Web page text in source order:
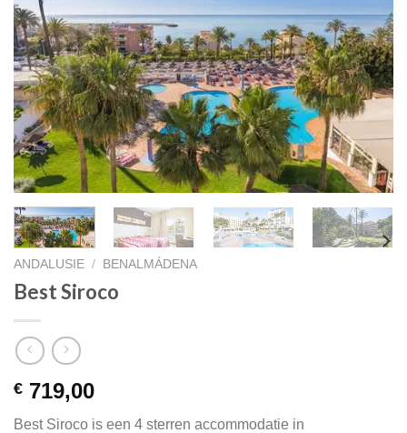
ANDALUSIE / BENALMÁDENA
Best Siroco
€ 719,00
Best Siroco is een 4 sterren accommodatie in